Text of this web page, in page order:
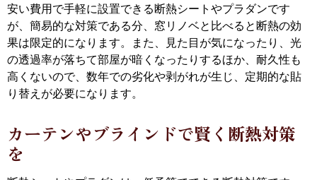
安い費用で手軽に設置できる断熱シートやプラダンです
が、簡易的な対策である分、窓リノベと比べると断熱の効
果は限定的になります。また、見た目が気になったり、光
の透過率が落ちて部屋が暗くなったりするほか、耐久性も
高くないので、数年での劣化や剥がれが生じ、定期的な貼
り替えが必要になります。
カーテンやブラインドで賢く断熱対策
を